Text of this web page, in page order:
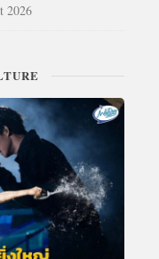
2026